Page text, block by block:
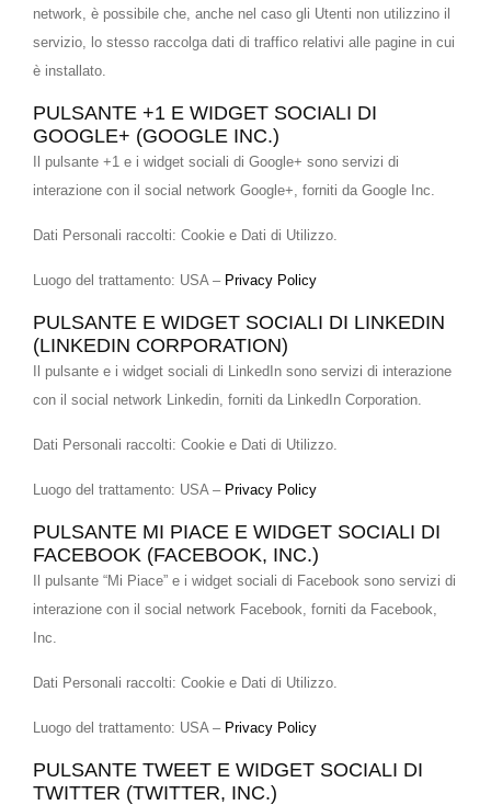
network, è possibile che, anche nel caso gli Utenti non utilizzino il
servizio, lo stesso raccolga dati di traffico relativi alle pagine in cui
è installato.
PULSANTE +1 E WIDGET SOCIALI DI
GOOGLE+ (GOOGLE INC.)
Il pulsante +1 e i widget sociali di Google+ sono servizi di
interazione con il social network Google+, forniti da Google Inc.
Dati Personali raccolti: Cookie e Dati di Utilizzo.
Luogo del trattamento: USA – Privacy Policy
PULSANTE E WIDGET SOCIALI DI LINKEDIN
(LINKEDIN CORPORATION)
Il pulsante e i widget sociali di LinkedIn sono servizi di interazione
con il social network Linkedin, forniti da LinkedIn Corporation.
Dati Personali raccolti: Cookie e Dati di Utilizzo.
Luogo del trattamento: USA – Privacy Policy
PULSANTE MI PIACE E WIDGET SOCIALI DI
FACEBOOK (FACEBOOK, INC.)
Il pulsante “Mi Piace” e i widget sociali di Facebook sono servizi di
interazione con il social network Facebook, forniti da Facebook,
Inc.
Dati Personali raccolti: Cookie e Dati di Utilizzo.
Luogo del trattamento: USA – Privacy Policy
PULSANTE TWEET E WIDGET SOCIALI DI
TWITTER (TWITTER, INC.)